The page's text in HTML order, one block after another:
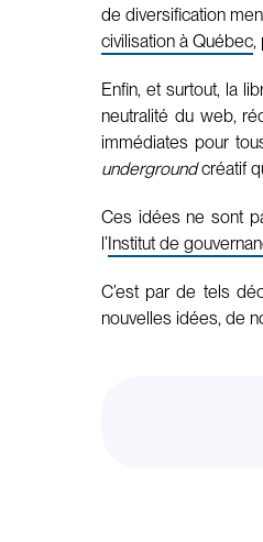
de diversification
civilisation à Québec,
Enfin, et surtout, la
neutralité du web,
immédiates pour
undergroundcréatif
Ces idées ne sont
l’Institut de
C’est par de tels
nouvelles idées, de